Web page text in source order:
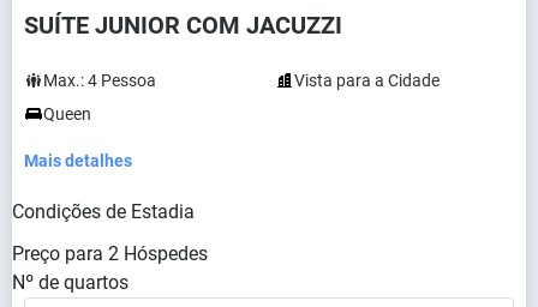
SUÍTE JUNIOR COM JACUZZI
Max.:4 Pessoa
Vista para a Cidade
Queen
Mais detalhes
Condições de Estadia
Preço para 2 Hóspedes
Nº de quartos